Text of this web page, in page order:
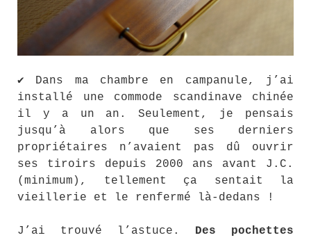
✔ Dans ma chambre en campanule, j’ai
installé une commode scandinave chinée
il y a un an. Seulement, je pensais
jusqu’à alors que ses derniers
propriétaires n’avaient pas dû ouvrir
ses tiroirs depuis 2000 ans avant J.C.
(minimum), tellement ça sentait la
vieillerie et le renfermé là-dedans !
J’ai trouvé l’astuce. Des pochettes